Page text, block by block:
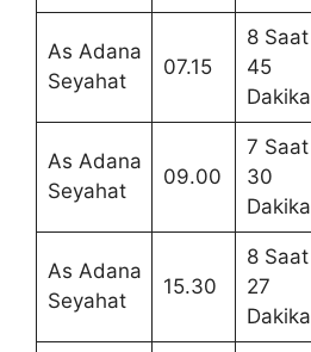
As Adana
Seyahat
07.15
8 Saat
45
Dakika
As Adana
Seyahat
09.00
7 Saat
30
Dakika
As Adana
Seyahat
15.30
8 Saat
27
Dakika